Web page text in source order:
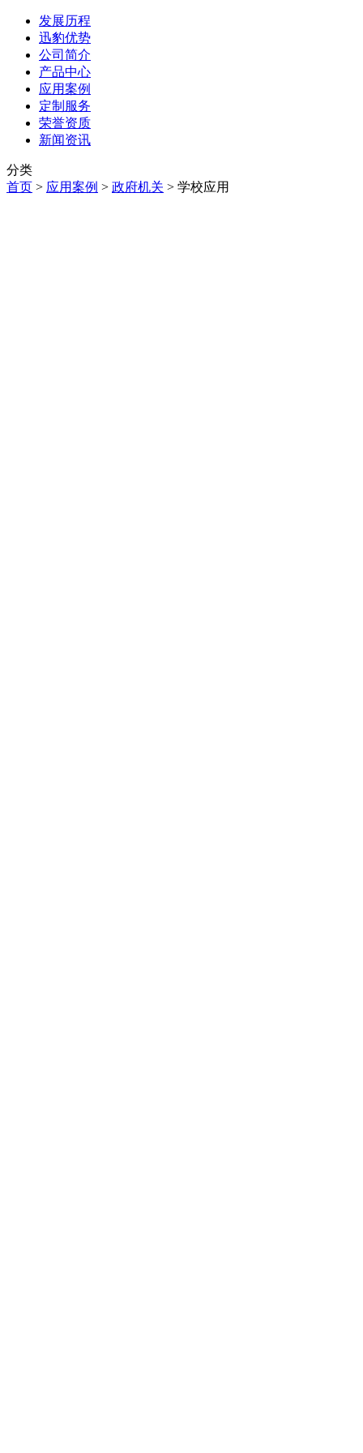
发展历程
迅豹优势
公司简介
产品中心
应用案例
定制服务
荣誉资质
新闻资讯
分类
首页 > 应用案例 > 政府机关 > 学校应用